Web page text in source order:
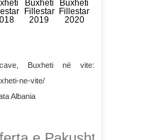
Buxheti në vite:
ne-vite/
Albania